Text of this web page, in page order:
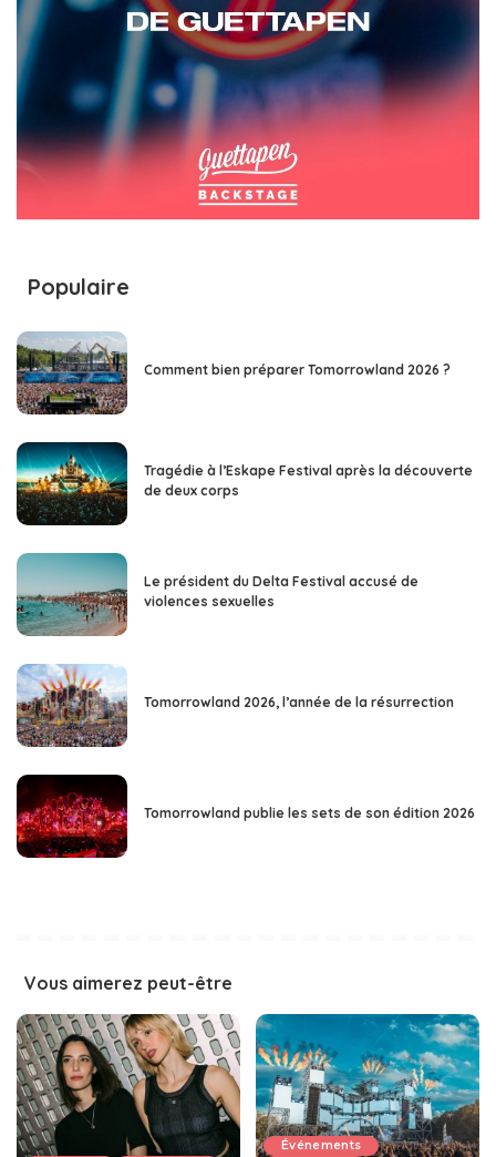
Populaire
Comment bien préparer Tomorrowland 2026 ?
Tragédie à l’Eskape Festival après la découverte
de deux corps
Le président du Delta Festival accusé de
violences sexuelles
Tomorrowland 2026, l’année de la résurrection
Tomorrowland publie les sets de son édition 2026
Vous aimerez peut-être
Événements